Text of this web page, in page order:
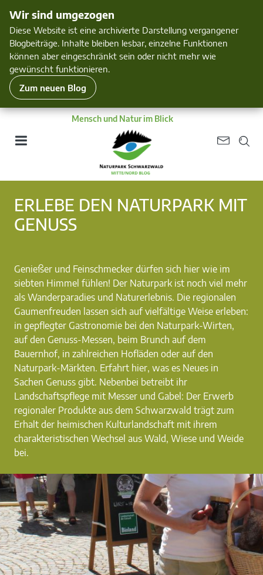
Wir sind umgezogen
Diese Website ist eine archivierte Darstellung vergangener
Blogbeiträge. Inhalte bleiben lesbar, einzelne Funktionen
können aber eingeschränkt sein oder nicht mehr wie
gewünscht funktionieren.
Zum neuen Blog
Mensch und Natur im Blick
ERLEBE DEN NATURPARK MIT
GENUSS
Genießer und Feinschmecker dürfen sich hier wie im
siebten Himmel fühlen! Der Naturpark ist noch viel mehr
als Wanderparadies und Naturerlebnis. Die regionalen
Gaumenfreuden lassen sich auf vielfältige Weise erleben:
in gepflegter Gastronomie bei den Naturpark-Wirten,
auf den Genuss-Messen, beim Brunch auf dem
Bauernhof, in zahlreichen Hofläden oder auf den
Naturpark-Märkten. Erfahrt hier, was es Neues in
Sachen Genuss gibt. Nebenbei betreibt ihr
Landschaftspflege mit Messer und Gabel: Der Erwerb
regionaler Produkte aus dem Schwarzwald trägt zum
Erhalt der heimischen Kulturlandschaft mit ihrem
charakteristischen Wechsel aus Wald, Wiese und Weide
bei.